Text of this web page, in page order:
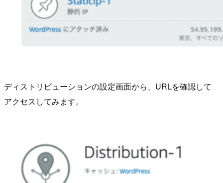
ディストリビューションの設定画面から、URLを確認して
アクセスしてみます。